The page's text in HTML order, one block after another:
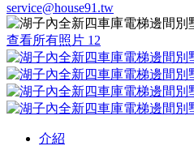
service@house91.tw
查看所有照片 12
介紹